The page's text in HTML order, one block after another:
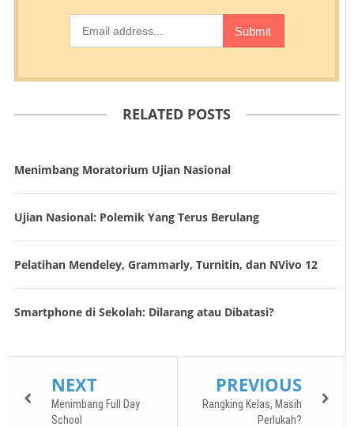
RELATED POSTS
Menimbang Moratorium Ujian Nasional
Ujian Nasional: Polemik Yang Terus Berulang
Pelatihan Mendeley, Grammarly, Turnitin, dan NVivo 12
Smartphone di Sekolah: Dilarang atau Dibatasi?
NEXT
Menimbang Full Day
School
PREVIOUS
Rangking Kelas, Masih
Perlukah?